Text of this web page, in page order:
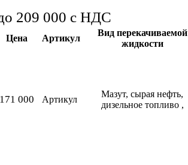
209 000 с НДС
Цена Артикул
Вид перекачиваемой
жидкости
171 000 Артикул
Мазут, сырая нефть,
дизельное топливо ,